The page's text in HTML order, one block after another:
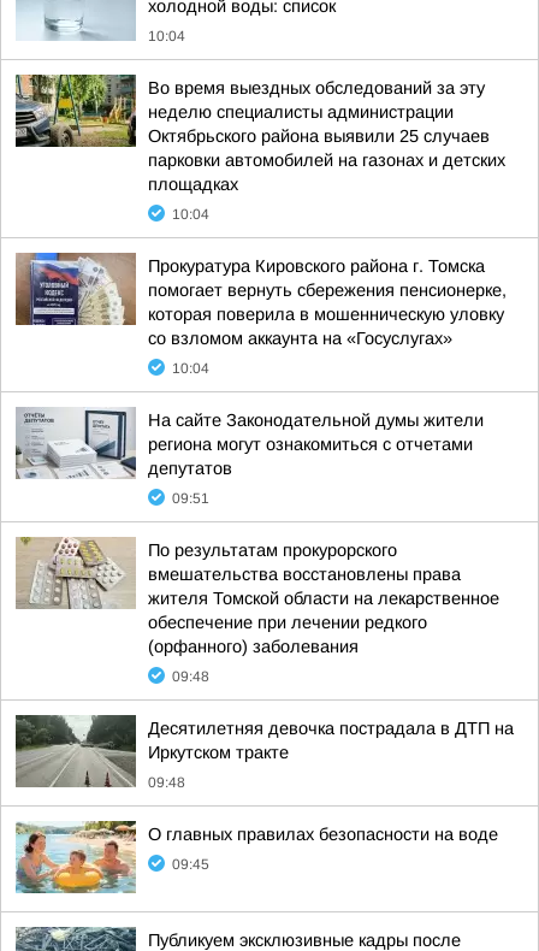
холодной воды: список
10:04
Во время выездных обследований за эту
неделю специалисты администрации
Октябрьского района выявили 25 случаев
парковки автомобилей на газонах и детских
площадках
10:04
Прокуратура Кировского района г. Томска
помогает вернуть сбережения пенсионерке,
которая поверила в мошенническую уловку
со взломом аккаунта на «Госуслугах»
10:04
На сайте Законодательной думы жители
региона могут ознакомиться с отчетами
депутатов
09:51
По результатам прокурорского
вмешательства восстановлены права
жителя Томской области на лекарственное
обеспечение при лечении редкого
(орфанного) заболевания
09:48
Десятилетняя девочка пострадала в ДТП на
Иркутском тракте
09:48
О главных правилах безопасности на воде
09:45
Публикуем эксклюзивные кадры после